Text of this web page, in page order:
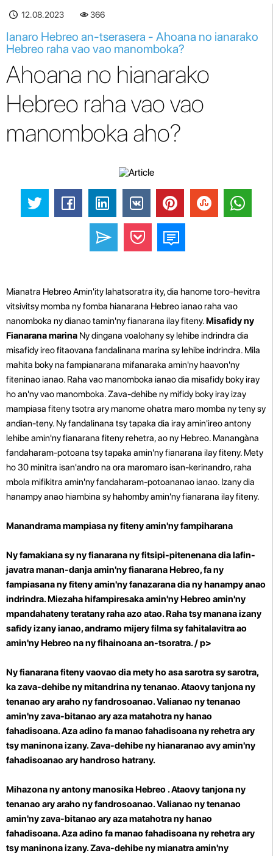
12.08.2023 366
Ianaro Hebreo an-tserasera - Ahoana no ianarako
Hebreo raha vao vao manomboka?
Ahoana no hianarako
Hebreo raha vao vao
manomboka aho?
Mianatra Hebreo Amin'ity lahatsoratra ity, dia hanome toro-hevitra
vitsivitsy momba ny fomba hianarana Hebreo ianao raha vao
nanomboka ny dianao tamin'ny fianarana ilay fiteny.Misafidy ny
Fianarana marina Ny dingana voalohany sy lehibe indrindra dia
misafidy ireo fitaovana fandalinana marina sy lehibe indrindra. Mila
mahita boky na fampianarana mifanaraka amin'ny haavon'ny
fiteninao ianao. Raha vao manomboka ianao dia misafidy boky iray
ho an'ny vao manomboka. Zava-dehibe ny mifidy boky iray izay
mampiasa fiteny tsotra ary manome ohatra maro momba ny teny sy
andian-teny. Ny fandalinana tsy tapaka dia iray amin'ireo antony
lehibe amin'ny fianarana fiteny rehetra, ao ny Hebreo. Manangàna
fandaharam-potoana tsy tapaka amin'ny fianarana ilay fiteny. Mety
ho 30 minitra isan'andro na ora maromaro isan-kerinandro, raha
mbola mifikitra amin'ny fandaharam-potoananao ianao. Izany dia
hanampy anao hiambina sy hahomby amin'ny fianarana ilay fiteny.
Manandrama mampiasa ny fiteny amin'ny fampiharana
Ny famakiana sy ny fianarana ny fitsipi-pitenenana dia lafin-
javatra manan-danja amin'ny fianarana Hebreo, fa ny
fampiasana ny fiteny amin'ny fanazarana dia ny hanampy anao
indrindra. Miezaha hifampiresaka amin'ny Hebreo amin'ny
mpandahateny teratany raha azo atao. Raha tsy manana izany
safidy izany ianao, andramo mijery filma sy fahitalavitra ao
amin'ny Hebreo na ny fihainoana an-tsoratra./ p>
Ny fianarana fiteny vaovao dia mety ho asa sarotra sy sarotra,
ka zava-dehibe ny mitandrina ny tenanao. Ataovy tanjona ny
tenanao ary araho ny fandrosoanao. Valianao ny tenanao
amin'ny zava-bitanao ary aza matahotra ny hanao
fahadisoana. Aza adino fa manao fahadisoana ny rehetra ary
tsy maninona izany. Zava-dehibe ny hianaranao avy amin'ny
fahadisoanao ary handroso hatrany.
Mihazona ny antony manosika Hebreo . Ataovy tanjona ny
tenanao ary araho ny fandrosoanao. Valianao ny tenanao
amin'ny zava-bitanao ary aza matahotra ny hanao
fahadisoana. Aza adino fa manao fahadisoana ny rehetra ary
tsy maninona izany. Zava-dehibe ny mianatra amin'ny